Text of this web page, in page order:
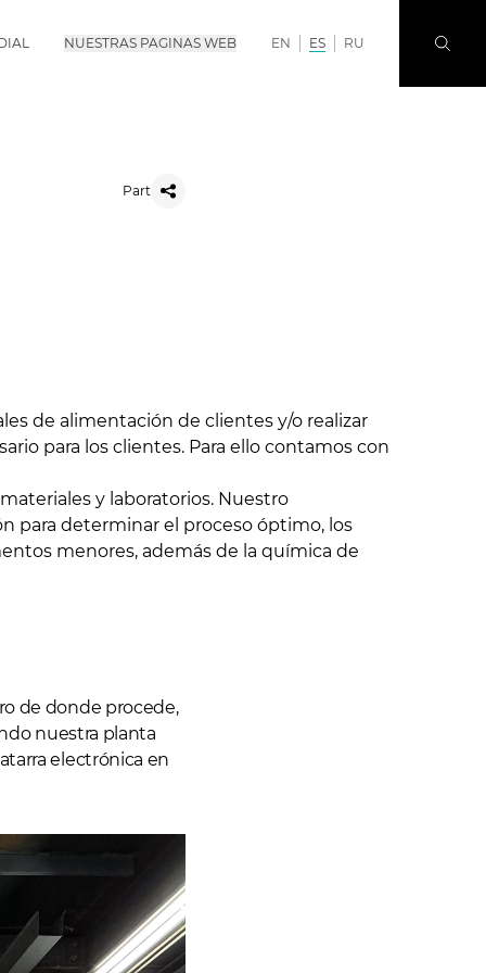
NUESTRAS PAGINAS WEB EN ES RU
Part
de alimentación de clientes y/o realizar
para los clientes. Para ello contamos con
y laboratorios. Nuestro
para determinar el proceso óptimo, los
menores, además de la química de
de donde procede,
nuestra planta
electrónica en